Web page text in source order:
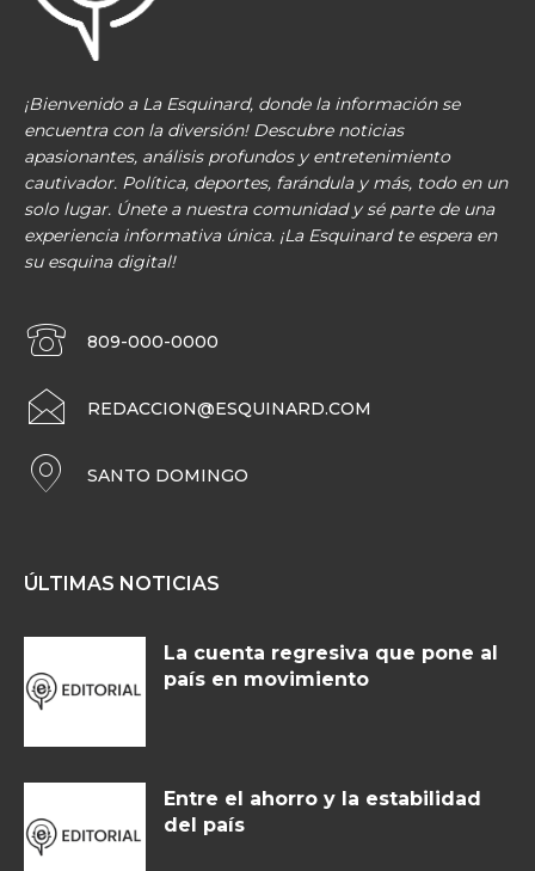
¡Bienvenido a La Esquinard, donde la información se
encuentra con la diversión! Descubre noticias
apasionantes, análisis profundos y entretenimiento
cautivador. Política, deportes, farándula y más, todo en un
solo lugar. Únete a nuestra comunidad y sé parte de una
experiencia informativa única. ¡La Esquinard te espera en
su esquina digital!
809-000-0000
REDACCION@ESQUINARD.COM
SANTO DOMINGO
ÚLTIMAS NOTICIAS
La cuenta regresiva que pone al
país en movimiento
Entre el ahorro y la estabilidad
del país